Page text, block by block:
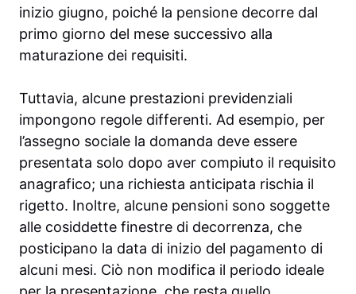
inizio giugno, poiché la pensione decorre dal
primo giorno del mese successivo alla
maturazione dei requisiti.
Tuttavia, alcune prestazioni previdenziali
impongono regole differenti. Ad esempio, per
l’assegno sociale la domanda deve essere
presentata solo dopo aver compiuto il requisito
anagrafico; una richiesta anticipata rischia il
rigetto. Inoltre, alcune pensioni sono soggette
alle cosiddette finestre di decorrenza, che
posticipano la data di inizio del pagamento di
alcuni mesi. Ciò non modifica il periodo ideale